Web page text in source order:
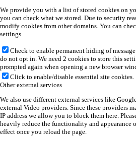
We provide you with a list of stored cookies on
you can check what we stored. Due to security
modify cookies from other domains. You can
settings.
Check to enable permanent hiding of
do not opt in. We need 2 cookies to store this
prompted again when opening a new browser
Click to enable/disable essential site cookies.
Other external services
We also use different external services like
external Video providers. Since these providers
IP address we allow you to block them here.
heavily reduce the functionality and appearance
effect once you reload the page.